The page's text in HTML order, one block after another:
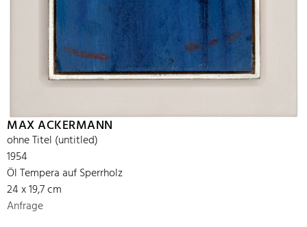
MAX ACKERMANN
ohne Titel (untitled)
1954
Öl Tempera auf Sperrholz
24 x 19,7 cm
Anfrage